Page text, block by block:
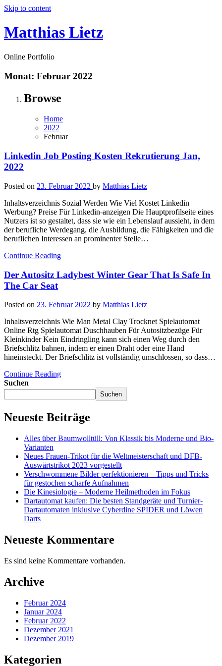
Skip to content
Matthias Lietz
Online Portfolio
Monat: Februar 2022
Browse
Home
2022
Februar
Linkedin Job Posting Kosten Rekrutierung Jan,
2022
Posted on 23. Februar 2022 by Matthias Lietz
Inhaltsverzeichnis Sozial Werden Wie Viel Kostet Linkedin
Werbung? Preise Für Linkedin-anzeigen Die Hauptprofilseite eines
Nutzers ist so gestaltet, dass sie wie ein Lebenslauf aussieht, in dem
der berufliche Werdegang, die Ausbildung, die Fähigkeiten und die
beruflichen Interessen an prominenter Stelle…
Continue Reading
Der Autositz Ladybest Winter Gear That Is Safe In
The Car Seat
Posted on 23. Februar 2022 by Matthias Lietz
Inhaltsverzeichnis Wie Man Metal Clay Trocknet Spielautomat
Online Rtg Spielautomat Duschhauben Für Autositzbezüge Für
Kleinkinder Kein Eindringling kann sich einen Weg durch den
Briefschlitz bahnen, indem er einen Draht oder eine Hand
hineinsteckt. Der Briefschlitz ist vollständig umschlossen, so dass…
Continue Reading
Suchen
Suchen
Neueste Beiträge
Alles über Baumwolltüll: Von Klassik bis Moderne und Bio-
Varianten
Neues Frauen-Trikot für die Weltmeisterschaft und DFB-
Auswärtstrikot 2023 vorgestellt
Verschwommene Bilder perfektionieren – Tipps und Tricks
für gestochen scharfe Aufnahmen
Die Kinesiologie – Moderne Heilmethoden im Fokus
Dartautomat kaufen: Die besten Standgeräte und Turnier-
Dartautomaten inklusive Cyberdine SPIDER und Löwen
Darts
Neueste Kommentare
Es sind keine Kommentare vorhanden.
Archive
Februar 2024
Januar 2024
Februar 2022
Dezember 2021
Dezember 2019
Kategorien